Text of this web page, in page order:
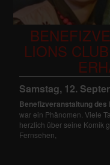
LIONS
Samstag, 12.
Benefizveranstaltung des
war ein Phänomen. Viele
herzlich über seine Komik
Fernsehen,